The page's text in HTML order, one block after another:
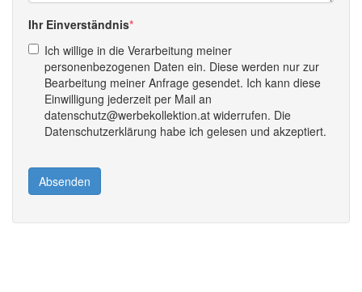
Ihr Einverständnis
Ich willige in die Verarbeitung meiner
personenbezogenen Daten ein. Diese werden nur zur
Bearbeitung meiner Anfrage gesendet. Ich kann diese
Einwilligung jederzeit per Mail an
datenschutz@werbekollektion.at widerrufen. Die
Datenschutzerklärung habe ich gelesen und akzeptiert.
Absenden